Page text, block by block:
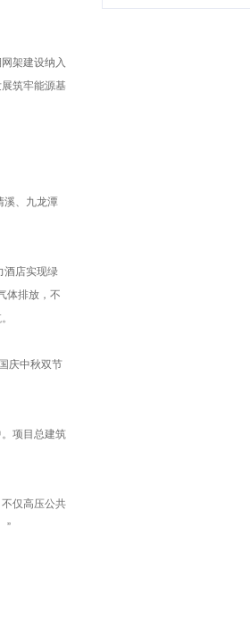
架建设纳入
筑牢能源基
、九龙潭
酒店实现绿
体排放，不
庆中秋双节
项目总建筑
仅高压公共
”